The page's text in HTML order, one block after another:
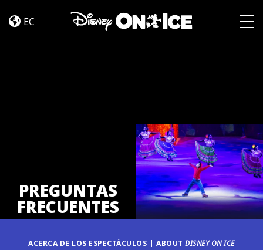
FRECUENTES
EC
PREGUNTAS
FRECUENTES
ACERCA DE LOS ESPECTÁCULOS ABOUTDISNEY ON ICE